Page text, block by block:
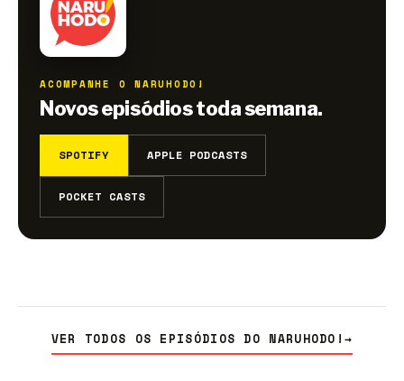
ACOMPANHE O NARUHODO!
Novos episódios toda semana.
SPOTIFY APPLE PODCASTS
POCKET CASTS
VER TODOS OS EPISÓDIOS DO NARUHODO!→